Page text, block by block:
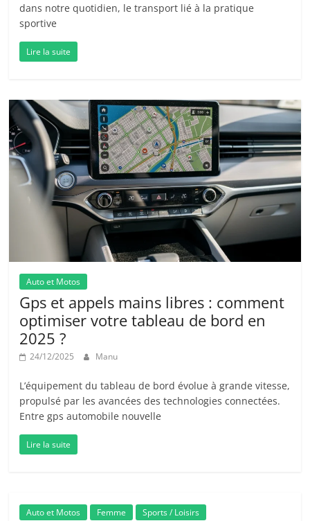
dans notre quotidien, le transport lié à la pratique
sportive
Lire la suite
Auto et Motos
Gps et appels mains libres : comment
optimiser votre tableau de bord en
2025 ?
24/12/2025 Manu
L’équipement du tableau de bord évolue à grande vitesse,
propulsé par les avancées des technologies connectées.
Entre gps automobile nouvelle
Lire la suite
Auto et Motos Femme Sports / Loisirs